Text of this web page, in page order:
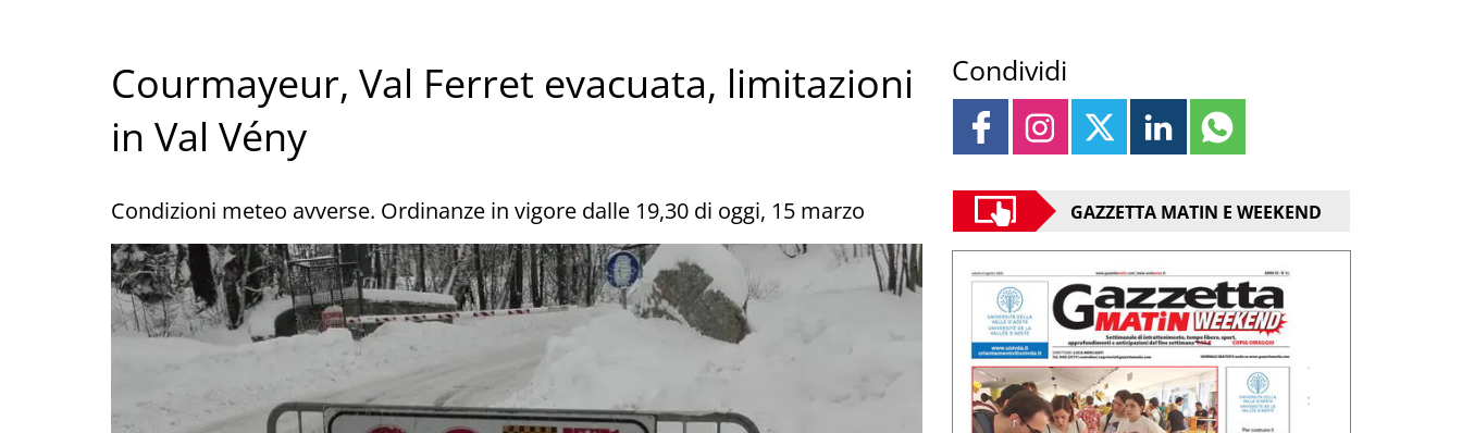
Courmayeur, Val Ferret evacuata, limitazioni
in Val Vény
Condizioni meteo avverse. Ordinanze in vigore dalle 19,30 di oggi, 15 marzo
Condividi
GAZZETTA MATIN E WEEKEND